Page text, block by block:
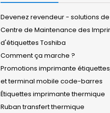
Devenez revendeur - solutions
Centre de Maintenance des
d'étiquettes Toshiba
Comment ça marche ?
Promotions imprimante
et terminal mobile code-barres
Étiquettes imprimante thermique
Ruban transfert thermique